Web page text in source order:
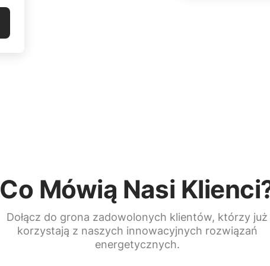
Co Mówią Nasi
Dołącz do grona zadowolonych klientów, którzy już
korzystają z naszych innowacyjnych rozwiązań
energetycznych.